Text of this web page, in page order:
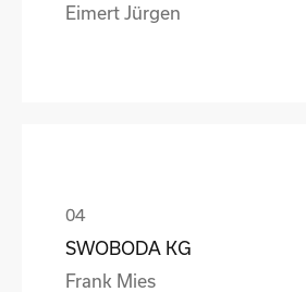
Eimert Jürgen
SWOBODA KG
Frank Mies